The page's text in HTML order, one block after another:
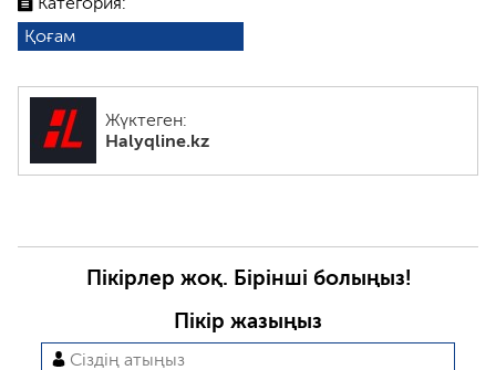
Қоғам
Жүктеген:
Halyqline.kz
Пікірлер жоқ. Бірінші болыңыз!
Пікір жазыңыз